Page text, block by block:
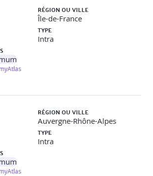
et rapport
et métriques
des mesures
les exigences
équilibré
informatique vers tableau de
organisationnelle
RÉGION OU VILLE
Île-de-France
TYPE
Intra
RÉGION OU VILLE
Auvergne-Rhône-Alpes
TYPE
Intra